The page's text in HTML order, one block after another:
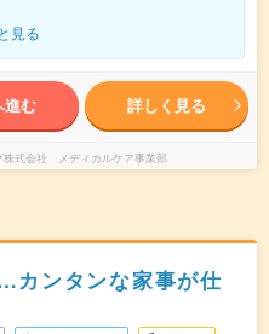
見る
進む 詳しく見る
株式会社 メディカルケア事業部
カンタンな家事が仕